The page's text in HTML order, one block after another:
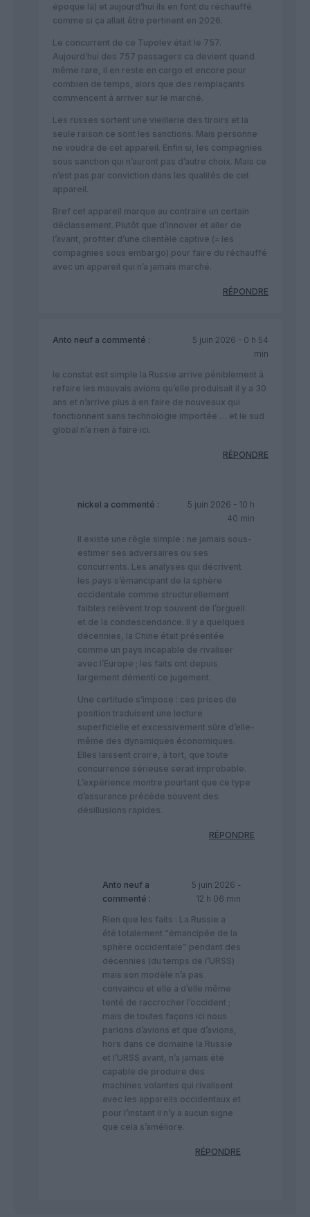
époque là) et aujourd’hui ils en font du réchauffé
comme si ça allait être pertinent en 2026.
Le concurrent de ce Tupolev était le 757.
Aujourd’hui des 757 passagers ca devient quand
même rare, il en reste en cargo et encore pour
combien de temps, alors que des remplaçants
commencent à arriver sur le marché.
Les russes sortent une vieillerie des tiroirs et la
seule raison ce sont les sanctions. Mais personne
ne voudra de cet appareil. Enfin si, les compagnies
sous sanction qui n’auront pas d’autre choix. Mais ce
n’est pas par conviction dans les qualités de cet
appareil.
Bref cet appareil marque au contraire un certain
déclassement. Plutôt que d’innover et aller de
l’avant, profiter d’une clientèle captive (= les
compagnies sous embargo) pour faire du réchauffé
avec un appareil qui n’a jamais marché.
RÉPONDRE
Anto neuf a commenté :
5 juin 2026 - 0 h 54
min
le constat est simple la Russie arrive péniblement à
refaire les mauvais avions qu’elle produisait il y a 30
ans et n’arrive plus à en faire de nouveaux qui
fonctionnent sans technologie importée … et le sud
global n’a rien à faire ici.
RÉPONDRE
nickel a commenté :
5 juin 2026 - 10 h
40 min
Il existe une règle simple : ne jamais sous-
estimer ses adversaires ou ses
concurrents. Les analyses qui décrivent
les pays s’émancipant de la sphère
occidentale comme structurellement
faibles relèvent trop souvent de l’orgueil
et de la condescendance. Il y a quelques
décennies, la Chine était présentée
comme un pays incapable de rivaliser
avec l’Europe ; les faits ont depuis
largement démenti ce jugement.
Une certitude s’impose : ces prises de
position traduisent une lecture
superficielle et excessivement sûre d’elle-
même des dynamiques économiques.
Elles laissent croire, à tort, que toute
concurrence sérieuse serait improbable.
L’expérience montre pourtant que ce type
d’assurance précède souvent des
désillusions rapides.
RÉPONDRE
Anto neuf a
commenté :
5 juin 2026 -
12 h 06 min
Rien que les faits : La Russie a
été totalement “émancipée de la
sphère occidentale” pendant des
décennies (du temps de l’URSS)
mais son modèle n’a pas
convaincu et elle a d’elle même
tenté de raccrocher l’occident ;
mais de toutes façons ici nous
parlons d’avions et que d’avions,
hors dans ce domaine la Russie
et l’URSS avant, n’a jamais été
capable de produire des
machines volantes qui rivalisent
avec les appareils occidentaux et
pour l’instant il n’y a aucun signe
que cela s’améliore.
RÉPONDRE